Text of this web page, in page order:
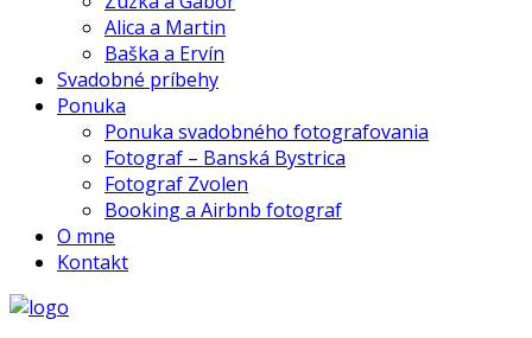
Alica a Martin
Baška a Ervín
Svadobné príbehy
Ponuka
Ponuka svadobného fotografovania
Fotograf – Banská Bystrica
Fotograf Zvolen
Booking a Airbnb fotograf
O mne
Kontakt